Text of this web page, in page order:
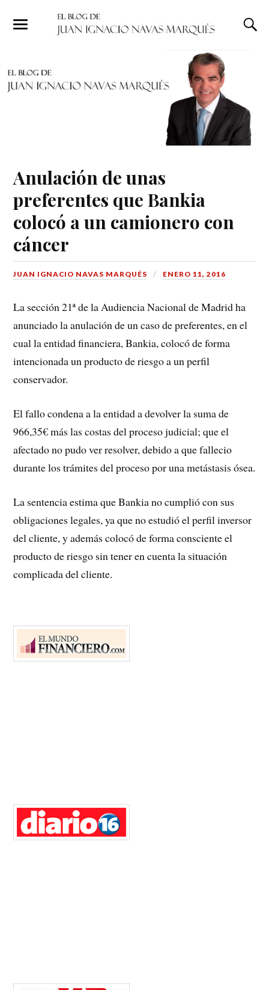
Anulación de unas
preferentes que Bankia
colocó a un camionero con
cáncer
JUAN IGNACIO NAVAS MARQUÉS ENERO 11, 2016
La sección 21ª de la Audiencia Nacional de Madrid ha
anunciado la anulación de un caso de preferentes, en el
cual la entidad financiera, Bankia, colocó de forma
intencionada un producto de riesgo a un perfil
conservador.
El fallo condena a la entidad a devolver la suma de
966,35€ más las costas del proceso judicial; que el
afectado no pudo ver resolver, debido a que fallecio
durante los trámites del proceso por una metástasis ósea.
La sentencia estima que Bankia no cumplió con sus
obligaciones legales, ya que no estudió el perfil inversor
del cliente, y además colocó de forma consciente el
producto de riesgo sin tener en cuenta la situación
complicada del cliente.